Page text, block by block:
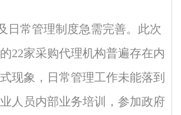
日常管理制度急需完善。此次
22家采购代理机构普遍存在内
现象，日常管理工作未能落到
人员内部业务培训，参加政府